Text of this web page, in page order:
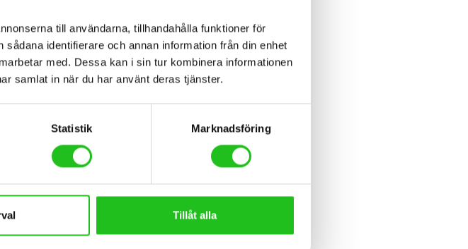
till användarna, tillhandahålla funktioner för
identifierare och annan information från din enhet
med. Dessa kan i sin tur kombinera informationen
samlat in när du har använt deras tjänster.
Statistik Marknadsföring
Tillåt alla
att byta felaktiga eller trasiga produkter.